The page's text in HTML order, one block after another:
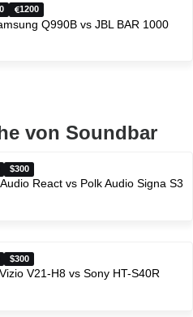
1200
Q990B vs JBL BAR 1000
von Soundbar
$300
React vs Polk Audio Signa S3
$300
Vizio V21-H8 vs Sony HT-S40R